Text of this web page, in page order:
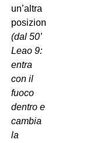
un’altra
posizione.
(dal 50’
Leao 9:
entra
con il
fuoco
dentro e
cambia
la